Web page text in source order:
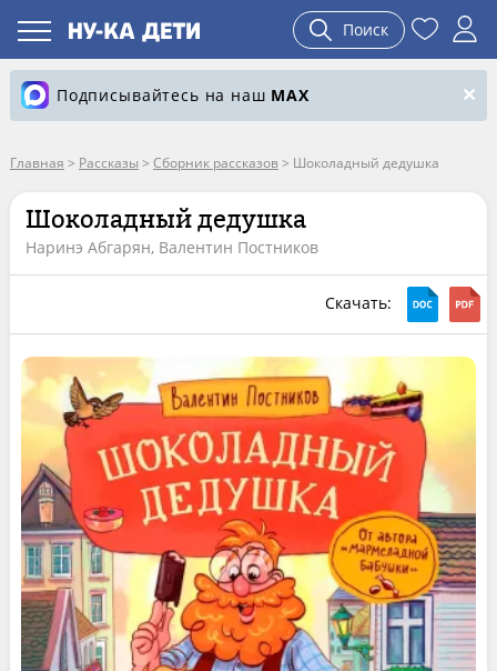
Поиск
Подписывайтесь на наш MAX
Главная > Рассказы > Сборник рассказов> Шоколадный дедушка
Шоколадный дедушка
Наринэ Абгарян, Валентин Постников
Скачать: